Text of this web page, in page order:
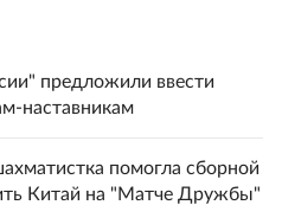
предложили ввести
наставникам
помогла сборной
Китай на "Матче Дружбы"